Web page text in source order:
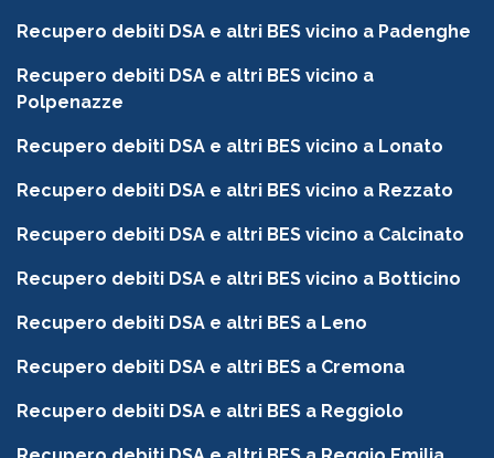
Recupero debiti DSA e altri BES vicino a Padenghe
Recupero debiti DSA e altri BES vicino a
Polpenazze
Recupero debiti DSA e altri BES vicino a Lonato
Recupero debiti DSA e altri BES vicino a Rezzato
Recupero debiti DSA e altri BES vicino a Calcinato
Recupero debiti DSA e altri BES vicino a Botticino
Recupero debiti DSA e altri BES a Leno
Recupero debiti DSA e altri BES a Cremona
Recupero debiti DSA e altri BES a Reggiolo